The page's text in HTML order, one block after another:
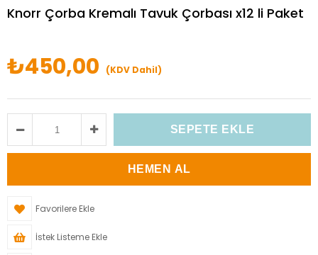
Knorr Çorba Kremalı Tavuk Çorbası x12 li Paket
₺450,00 (KDV Dahil)
Favorilere Ekle
İstek Listeme Ekle